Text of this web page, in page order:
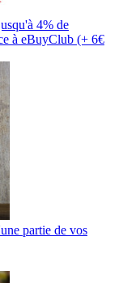
4% de
à eBuyClub (+ 6€
partie de vos